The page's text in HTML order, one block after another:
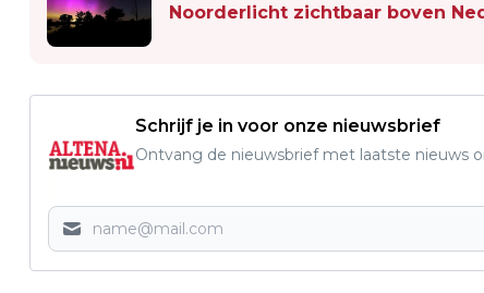
Noorderlicht zichtbaar boven
Schrijf je in voor onze nieuwsbrief
Ontvang de nieuwsbrief met laatste nieuws